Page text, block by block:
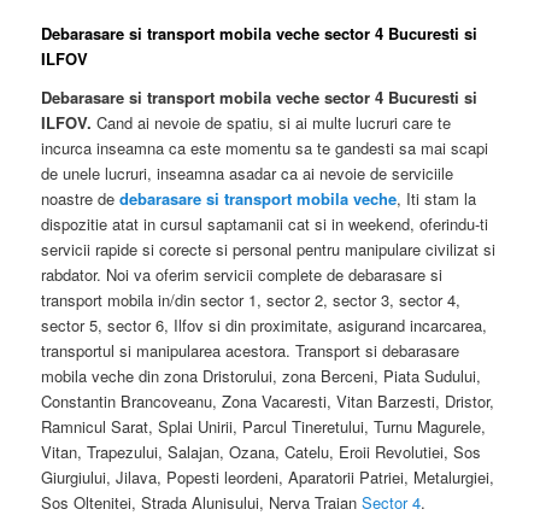
Debarasare si transport mobila veche sector 4 Bucuresti si
ILFOV
Debarasare si transport mobila veche sector 4 Bucuresti si
ILFOV.Cand ai nevoie de spatiu, si ai multe lucruri care te
incurca inseamna ca este momentu sa te gandesti sa mai scapi
de unele lucruri, inseamna asadar ca ai nevoie de serviciile
noastre dedebarasare si transport mobila veche, Iti stam la
dispozitie atat in cursul saptamanii cat si in weekend, oferindu-ti
servicii rapide si corecte si personal pentru manipulare civilizat si
rabdator. Noi va oferim servicii complete de debarasare si
transport mobila in/din sector 1, sector 2, sector 3, sector 4,
sector 5, sector 6, Ilfov si din proximitate, asigurand incarcarea,
transportul si manipularea acestora. Transport si debarasare
mobila veche din zona Dristorului, zona Berceni, Piata Sudului,
Constantin Brancoveanu, Zona Vacaresti, Vitan Barzesti, Dristor,
Ramnicul Sarat, Splai Unirii, Parcul Tineretului, Turnu Magurele,
Vitan, Trapezului, Salajan, Ozana, Catelu, Eroii Revolutiei, Sos
Giurgiului, Jilava, Popesti leordeni, Aparatorii Patriei, Metalurgiei,
Sos Oltenitei, Strada Alunisului, Nerva TraianSector 4.